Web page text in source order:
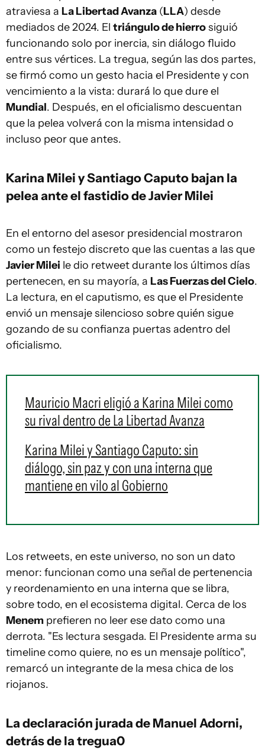
atraviesa a La Libertad Avanza (LLA) desde
mediados de 2024. El triángulo de hierrosiguió
funcionando solo por inercia, sin diálogo fluido
entre sus vértices. La tregua, según las dos partes,
se firmó como un gesto hacia el Presidente y con
vencimiento a la vista: durará lo que dure el
Mundial. Después, en el oficialismo descuentan
que la pelea volverá con la misma intensidad o
incluso peor que antes.
Karina Milei y Santiago Caputo bajan la
pelea ante el fastidio de Javier Milei
En el entorno del asesor presidencial mostraron
como un festejo discreto que las cuentas a las que
Javier Milei le dio retweet durante los últimos días
pertenecen, en su mayoría, a Las Fuerzas del Cielo.
La lectura, en el caputismo, es que el Presidente
envió un mensaje silencioso sobre quién sigue
gozando de su confianza puertas adentro del
oficialismo.
Mauricio Macri eligió a Karina Milei como
su rival dentro de La Libertad Avanza
Karina Milei y Santiago Caputo: sin
diálogo, sin paz y con una interna que
mantiene en vilo al Gobierno
Los retweets, en este universo, no son un dato
menor: funcionan como una señal de pertenencia
y reordenamiento en una interna que se libra,
sobre todo, en el ecosistema digital. Cerca de los
Menem prefieren no leer ese dato como una
derrota. "Es lectura sesgada. El Presidente arma su
timeline como quiere, no es un mensaje político",
remarcó un integrante de la mesa chica de los
riojanos.
La declaración jurada de Manuel Adorni,
detrás de la tregua0